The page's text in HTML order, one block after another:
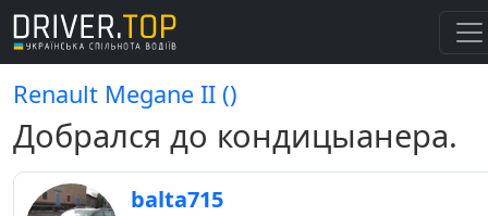
Renault Megane II ()
Добрался до кондицыанера.
balta715